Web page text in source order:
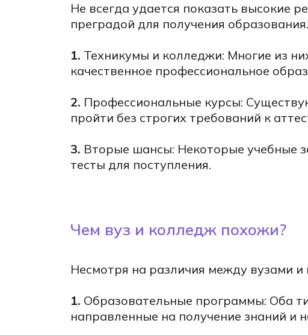
Не всегда удается показать высокие
преградой для получения образования.
1. Техникумы и колледжи: Многие из
качественное профессиональное
2. Профессиональные курсы:
пройти без строгих требований к
3. Вторые шансы: Некоторые учебные
тесты для поступления.
Чем вуз и колледж похожи?
Несмотря на различия между вузами
1. Образовательные программы: Оба
направленные на получение знаний и